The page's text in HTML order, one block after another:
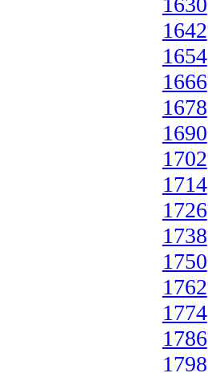
1642
1654
1666
1678
1690
1702
1714
1726
1738
1750
1762
1774
1786
1798